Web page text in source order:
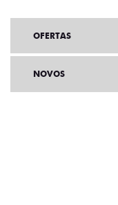
OFERTAS
NOVOS